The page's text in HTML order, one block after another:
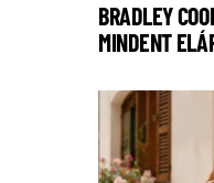
BRADLEY
MINDENT